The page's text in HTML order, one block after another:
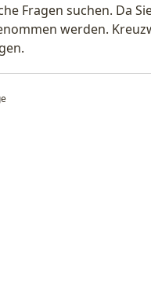
Fragen suchen. Da
werden.